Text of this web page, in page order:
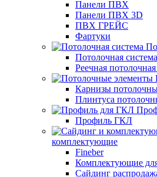
Панели ПВХ
Панели ПВХ 3D
ПВХ ГРЕЙС
Фартуки
Потолочная
Реечная
Карнизы
Плинтуса
Профиль ГКЛ
комплектующие
Fineber
Комплектующие
Сайдинг